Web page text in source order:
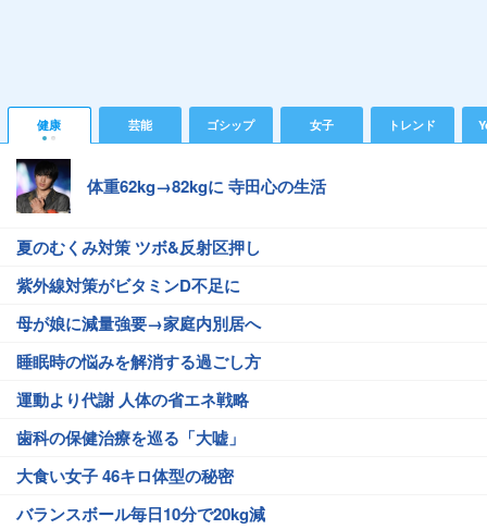
健康 芸能 ゴシップ 女子 トレンド
体重62kg→82kgに 寺田心の生活
夏のむくみ対策 ツボ&反射区押し
紫外線対策がビタミンD不足に
母が娘に減量強要→家庭内別居へ
睡眠時の悩みを解消する過ごし方
運動より代謝 人体の省エネ戦略
歯科の保健治療を巡る「大嘘」
大食い女子 46キロ体型の秘密
バランスボール毎日10分で20kg減